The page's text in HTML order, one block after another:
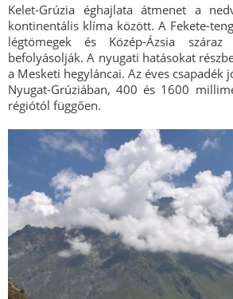
Kelet-Grúzia éghajlata átmenet a
kontinentális klíma között. A Fekete-
légtömegek és Közép-Ázsia száraz
befolyásolják. A nyugati hatásokat
a Mesketi hegyláncai. Az éves csapadék
Nyugat-Grúziában, 400 és 1600
régiótól függően.